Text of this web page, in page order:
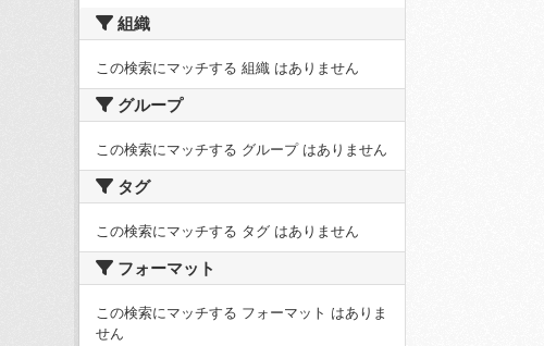
組織
この検索にマッチする 組織 はありません
グループ
この検索にマッチする グループ はありません
タグ
この検索にマッチする タグ はありません
フォーマット
この検索にマッチする フォーマット はありま
せん